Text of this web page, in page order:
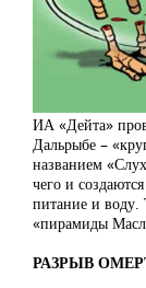
ИА «Дейта»
Дальрыбе –
названием
чего и
питание и воду.
«пирамиды
РАЗРЫВ